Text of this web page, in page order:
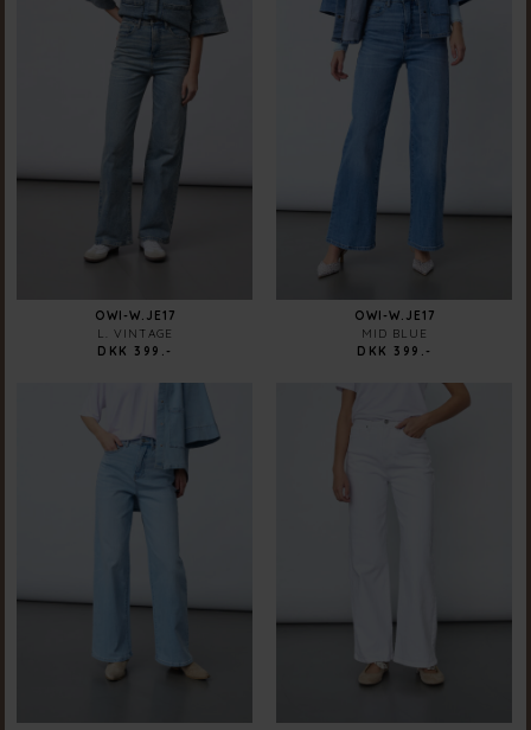
OWI-W.JE17
L. VINTAGE
DKK 399.-
OWI-W.JE17
MID BLUE
DKK 399.-